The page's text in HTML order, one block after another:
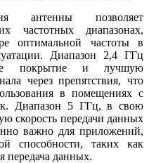
антенны позволяет
частотных диапазонах,
оптимальной частоты в
Диапазон 2,4 ГГц
покрытие и лучшую
через препятствия, что
в помещениях с
Диапазон 5 ГГц, в свою
скорость передачи данных
важно для приложений,
способности, таких как
передача данных.